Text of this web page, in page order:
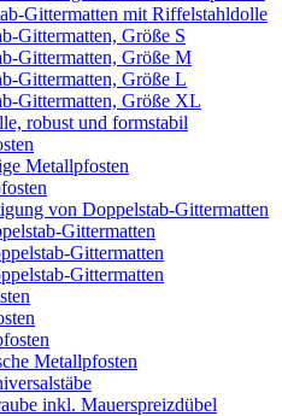
Gittermatten mit Riffelstahldolle
Gittermatten, Größe S
Gittermatten, Größe M
Gittermatten, Größe L
Gittermatten, Größe XL
robust und formstabil
Metallpfosten
von Doppelstab-Gittermatten
Gittermatten
Gittermatten
Gittermatten
Metallpfosten
inkl. Mauerspreizdübel